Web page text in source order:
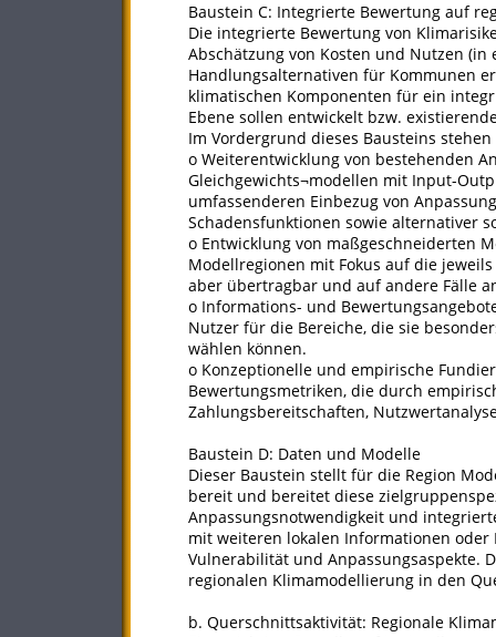
Baustein C: Integrierte Bewertung auf
Die integrierte Bewertung von
Abschätzung von Kosten und Nutzen
Handlungsalternativen für Kommunen
klimatischen Komponenten für ein
Ebene sollen entwickelt bzw.
Im Vordergrund dieses Bausteins
o Weiterentwicklung von bestehenden
Gleichgewichts¬modellen mit Input-
umfassenderen Einbezug von
Schadensfunktionen sowie alternativer
o Entwicklung von maßgeschneiderten
Modellregionen mit Fokus auf die
aber übertragbar und auf andere Fälle
o Informations- und
Nutzer für die Bereiche, die sie
wählen können.
o Konzeptionelle und empirische
Bewertungsmetriken, die durch
Zahlungsbereitschaften,
Baustein D: Daten und Modelle
Dieser Baustein stellt für die Region
bereit und bereitet diese
Anpassungsnotwendigkeit und
mit weiteren lokalen Informationen
Vulnerabilität und Anpassungsaspekte.
regionalen Klimamodellierung in den
b. Querschnittsaktivität: Regionale